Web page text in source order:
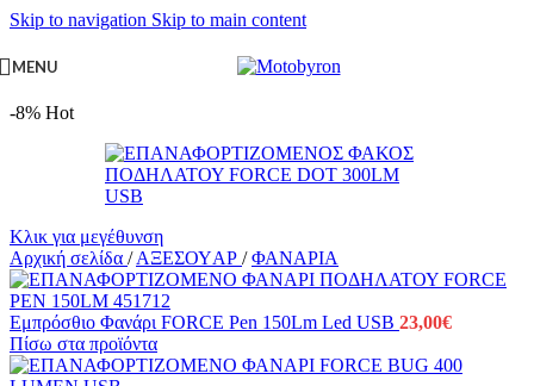
Skip to navigation Skip to main content
MENU
-8% Hot
Κλικ για μεγέθυνση
Αρχική σελίδα / ΑΞΕΣΟΥAΡ / ΦΑΝΑΡΙΑ
Εμπρόσθιο Φανάρι FORCE Pen 150Lm Led USB 23,00€
Πίσω στα προϊόντα